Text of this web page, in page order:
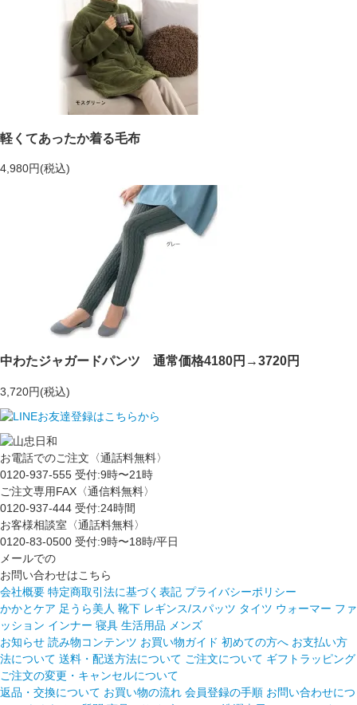
軽くてあったか着る毛布
4,980円(税込)
中わたジャガードパンツ 通常価格4180円→3720円
3,720円(税込)
お電話でのご注文〈通話料無料〉
0120-937-555 受付:9時〜21時
ご注文専用FAX〈通信料無料〉
0120-937-444 受付:24時間
お客様相談室〈通話料無料〉
0120-83-0500 受付:9時〜18時/平日
メールでの
お問い合わせはこちら
会社概要 特定商取引法に基づく表記 プライバシーポリシー
かかとケア 足うら美人 靴下 レギンス/スパッツ タイツ ウォーマー ファ
ッション インナー 寝具 生活用品 メンズ
お知らせ 読み物コンテンツ お買い物ガイド 初めての方へ お支払い方
法について 送料・配送方法について ご注文について ギフトラッピング
ご注文の変更・キャンセルについて
返品・交換について お買い物の流れ 会員登録の手順 お問い合わせにつ